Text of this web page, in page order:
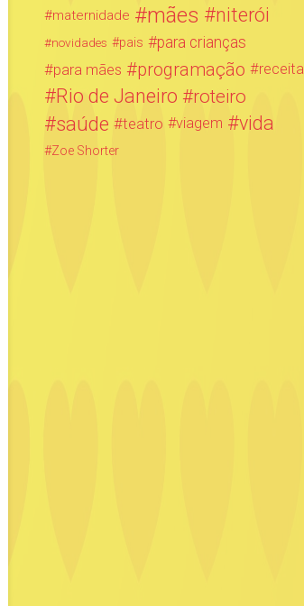
maternidade mães niterói
novidades pais
para crianças
para mães
programação receita
Rio de Janeiro roteiro
saúde teatro viagem vida
Zoe Shorter